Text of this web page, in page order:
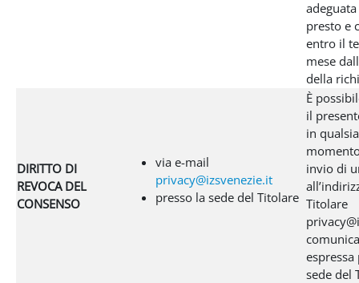
presto e
entro il
mese
della
DIRITTO DI
REVOCA DEL
CONSENSO
via e-mail
privacy@izsvenezie.it
presso la sede del Titolare
È
il
in
invio di
Titolare
espressa
sede del